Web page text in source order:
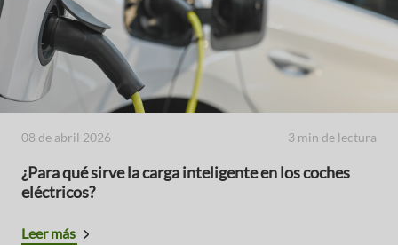
08 de abril 2026 3 min de lectura
¿Para qué sirve la carga inteligente en los coches
eléctricos?
Leer más